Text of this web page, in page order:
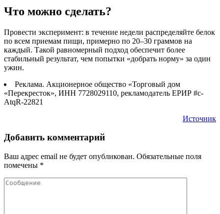
Что можно сделать?
Провести эксперимент: в течение недели распределяйте белок
по всем приемам пищи, примерно по 20–30 граммов на
каждый. Такой равномерный подход обеспечит более
стабильный результат, чем попытки «добрать норму» за один
ужин.
Реклама. Акционерное общество «Торговый дом
«Перекресток», ИНН 7728029110, рекламодатель ЕРИР #c-
AtqR-22821
Источник
Добавить комментарий
Ваш адрес email не будет опубликован. Обязательные поля
помечены *